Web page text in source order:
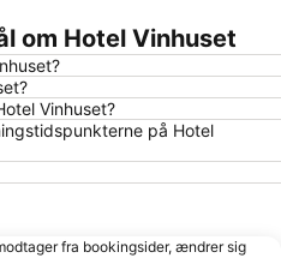
om Hotel Vinhuset
Vinhuset?
på Hotel
fra bookingsider, ændrer sig